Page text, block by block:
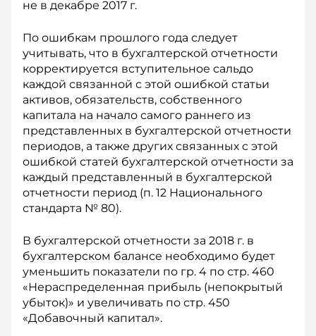
не в декабре 2017 г.
По ошибкам прошлого года следует
учитывать, что в бухгалтерской отчетности
корректируется вступительное сальдо
каждой связанной с этой ошибкой статьи
активов, обязательств, собственного
капитала на начало самого раннего из
представленных в бухгалтерской отчетности
периодов, а также других связанных с этой
ошибкой статей бухгалтерской отчетности за
каждый представленный в бухгалтерской
отчетности период (п. 12 Национального
стандарта № 80).
В бухгалтерской отчетности за 2018 г. в
бухгалтерском балансе необходимо будет
уменьшить показатели по гр. 4 по стр. 460
«Нераспределенная прибыль (непокрытый
убыток)» и увеличивать по стр. 450
«Добавочный капитал».